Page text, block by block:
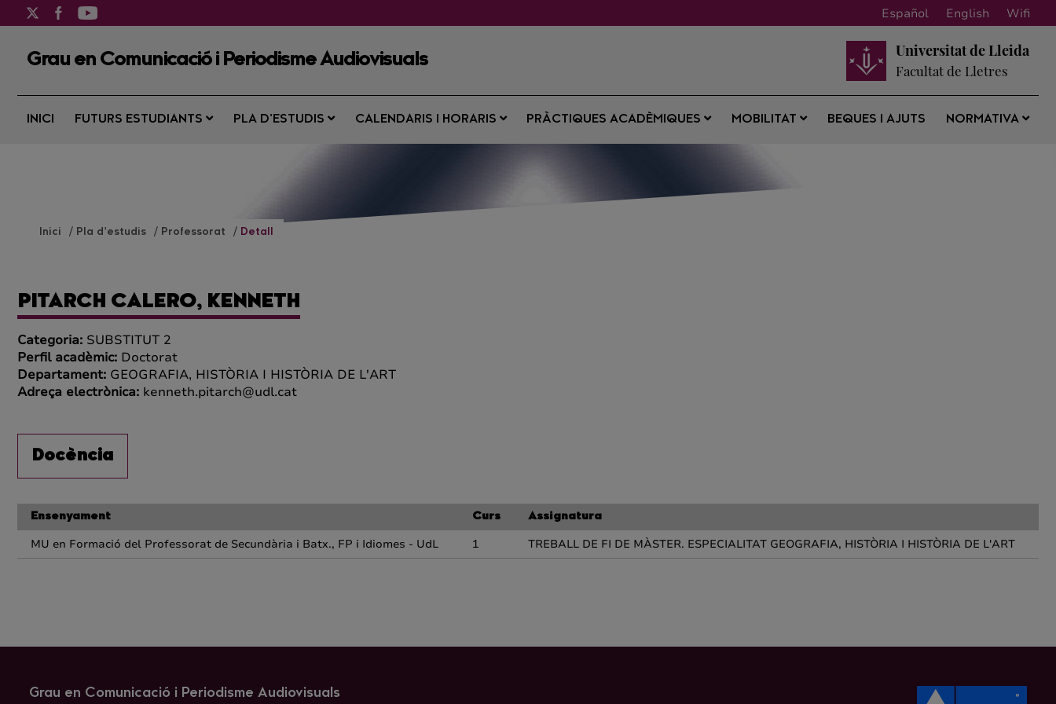
Español English Wifi
Grau en Comunicació i Periodisme Audiovisuals
Universitat de Lleida
Facultat de Lletres
INICI FUTURS ESTUDIANTS PLA D’ESTUDIS CALENDARIS I HORARIS PRÀCTIQUES ACADÈMIQUES MOBILITAT BEQUES I AJUTS NORMATIVA
Inici Pla d’estudis Professorat Detall
PITARCH CALERO, KENNETH
Categoria: SUBSTITUT 2
Perfil acadèmic: Doctorat
Departament: GEOGRAFIA, HISTÒRIA I HISTÒRIA DE L'ART
Adreça electrònica: kenneth.pitarch@udl.cat
Docència
Ensenyament Curs Assignatura
MU en Formació del Professorat de Secundària i Batx., FP i Idiomes - UdL 1 TREBALL DE FI DE MÀSTER. ESPECIALITAT GEOGRAFIA, HISTÒRIA I HISTÒRIA DE L'ART
Grau en Comunicació i Periodisme Audiovisuals